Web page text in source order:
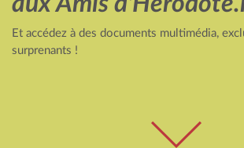
Et accédez à des documents multimédia,
surprenants !